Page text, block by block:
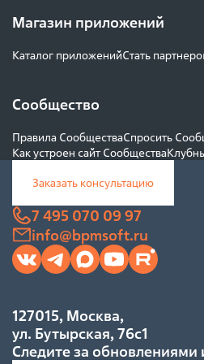
	WH
[Name]
oxNam
[row_n
>1
	UNI
ON ALL
	SEL
afp.Cre
atedOn
, afp.
Магазин приложений
Каталог приложенийСтать
Сообщество
Правила СообществаСпросить
Как устроен сайт Сообщества
Заказать консультацию
7 495 070 09 97
info@bpmsoft.ru
127015, Москва,
ул. Бутырская, 76с1
Следите за обновлениями